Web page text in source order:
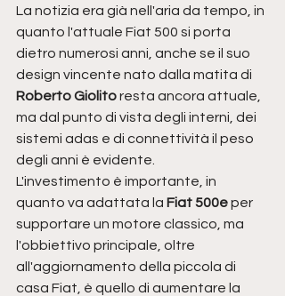
La notizia era già nell'aria da tempo, in
quanto l'attuale Fiat 500 si porta
dietro numerosi anni, anche se il suo
design vincente nato dalla matita di
Roberto Giolito resta ancora attuale,
ma dal punto di vista degli interni, dei
sistemi adas e di connettività il peso
degli anni è evidente.
L'investimento è importante, in
quanto va adattata la Fiat 500e per
supportare un motore classico, ma
l'obbiettivo principale, oltre
all'aggiornamento della piccola di
casa Fiat, è quello di aumentare la